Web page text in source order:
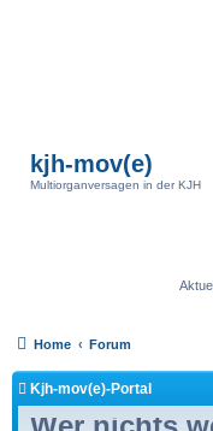
kjh-mov(e)
Multiorganversagen in der KJH
Home Forum
Kjh-mov(e)-Portal